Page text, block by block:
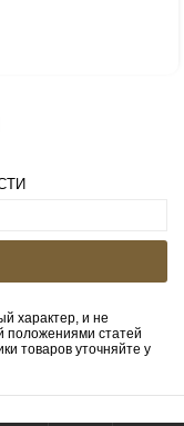
характер, и не
положениями статей
товаров уточняйте у